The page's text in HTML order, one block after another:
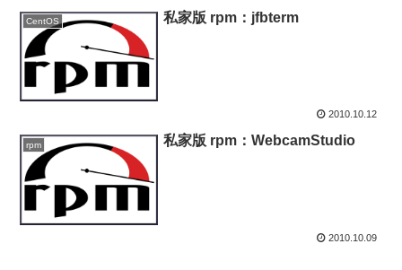
CentOS 私家版 rpm：jfbterm
2010.10.12
rpm 私家版 rpm：WebcamStudio
2010.10.09